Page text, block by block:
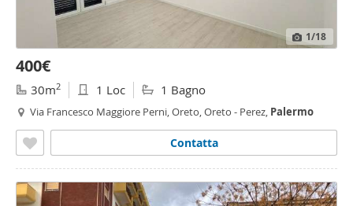
1/18
400€
30m2 1 Loc 1 Bagno
Via Francesco Maggiore Perni, Oreto, Oreto - Perez, Palermo
Contatta